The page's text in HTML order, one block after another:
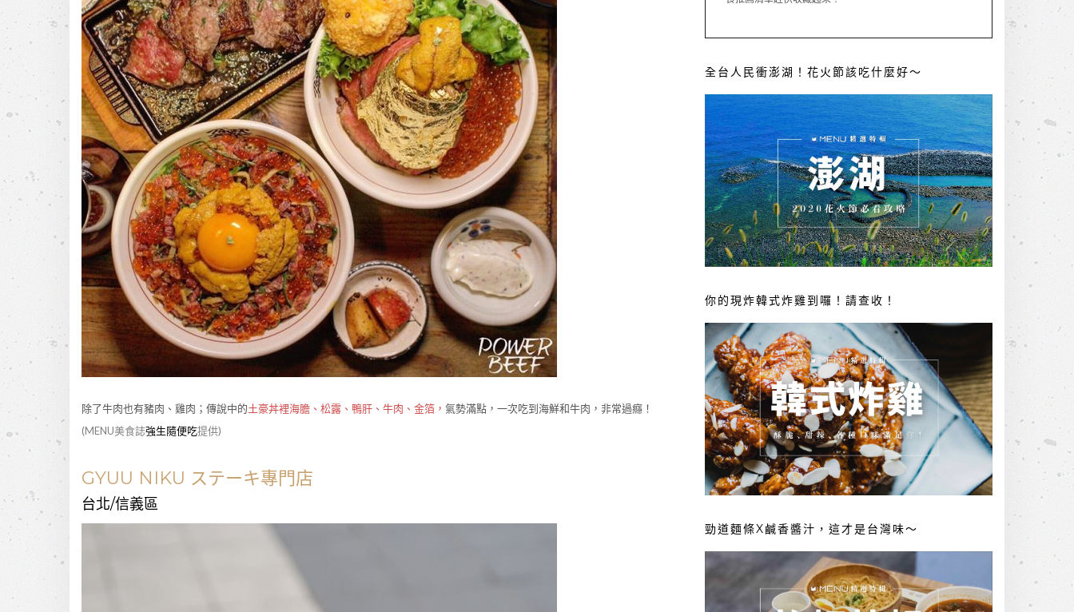
除了牛肉也有豬肉、雞肉；傳說中的土豪丼裡海膽、松露、鴨肝、牛肉、金箔， 氣勢滿點，一次吃到海鮮和牛肉，非常過癮！
(MENU美食誌強生隨便吃提供)
GYUU NIKU ステーキ專門店
台北/信義區
全台人民衝澎湖！花火節該吃什麼好～
你的現炸韓式炸雞到囉！請查收！
勁道麵條X鹹香醬汁，這才是台灣味～